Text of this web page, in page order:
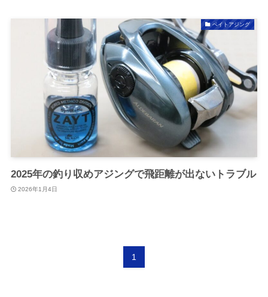
ベイトアジング
2025年の釣り収めアジングで飛距離が出ないトラブル
2026年1月4日
1